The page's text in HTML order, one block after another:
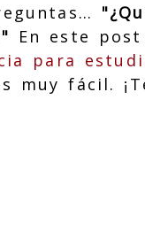
En este
para
muy fácil.